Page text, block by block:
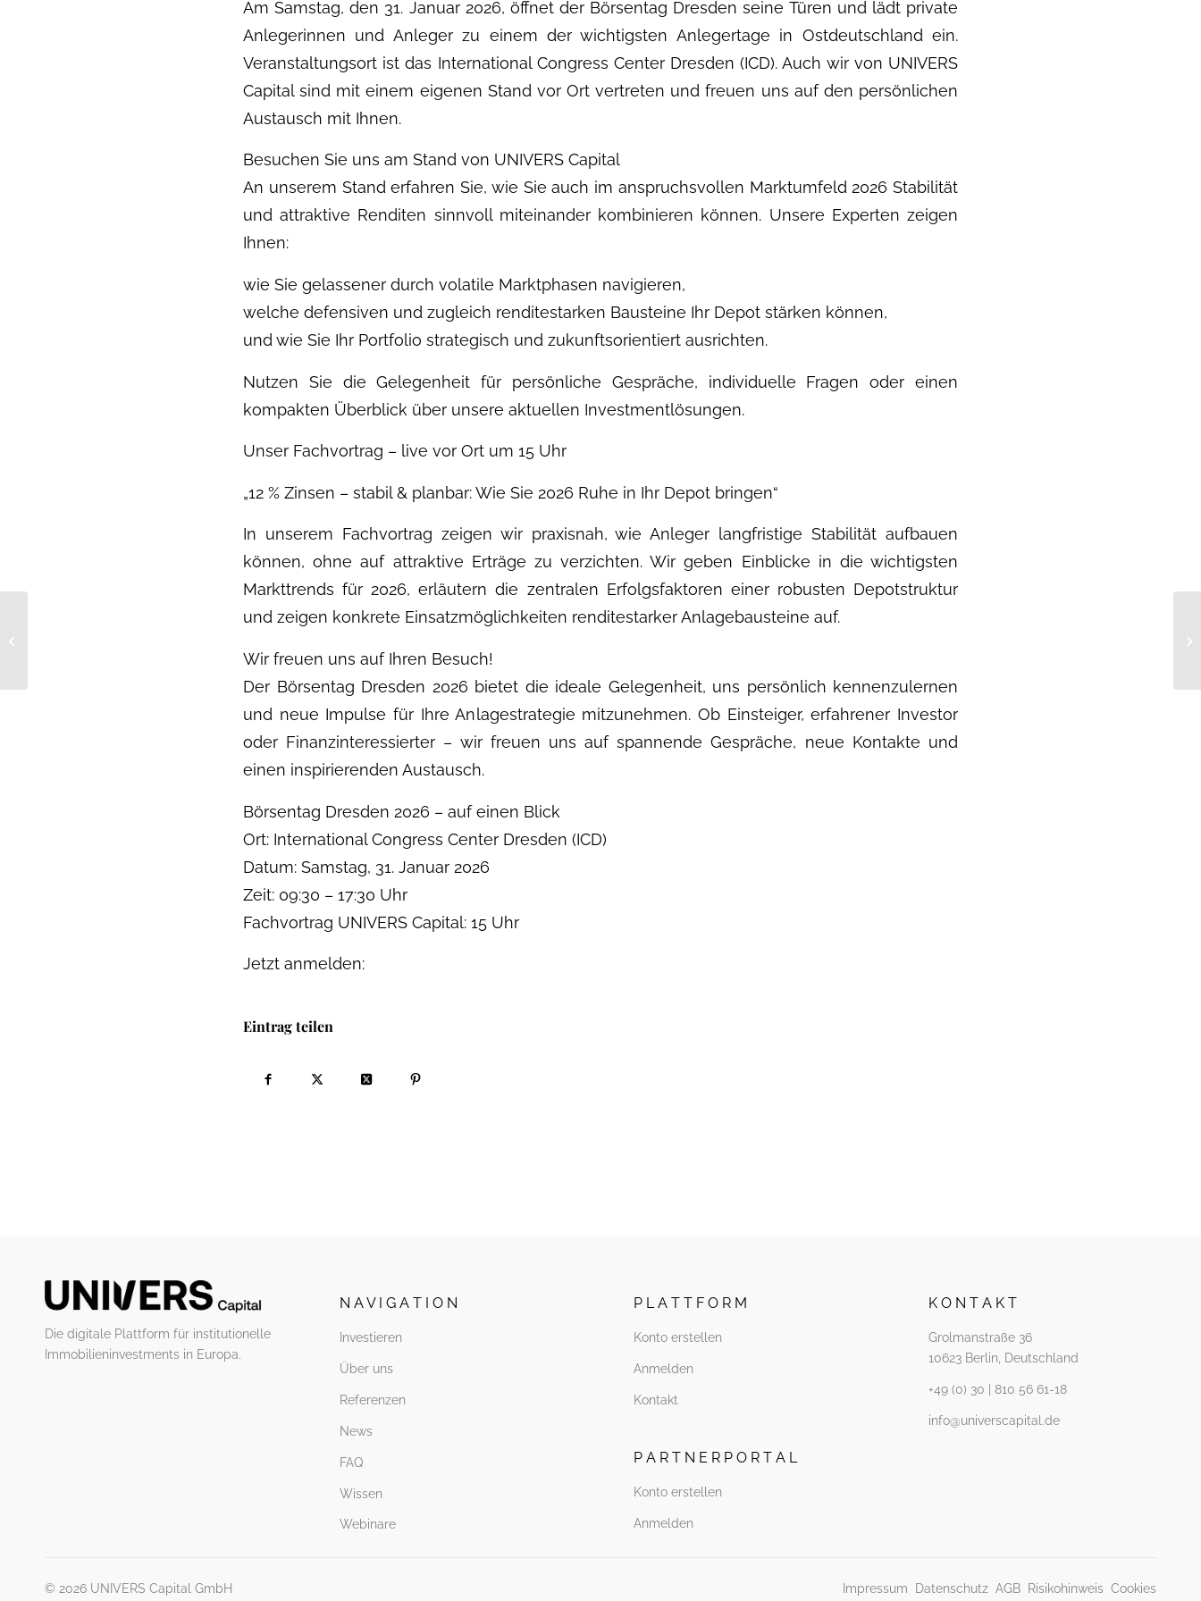
Am Samstag, den 31. Januar 2026, öffnet der Börsentag Dresden seine Türen und lädt private
Anlegerinnen und Anleger zu einem der wichtigsten Anlegertage in Ostdeutschland ein.
Veranstaltungsort ist das International Congress Center Dresden (ICD). Auch wir von UNIVERS
Capital sind mit einem eigenen Stand vor Ort vertreten und freuen uns auf den persönlichen
Austausch mit Ihnen.
Besuchen Sie uns am Stand von UNIVERS Capital
An unserem Stand erfahren Sie, wie Sie auch im anspruchsvollen Marktumfeld 2026 Stabilität
und attraktive Renditen sinnvoll miteinander kombinieren können. Unsere Experten zeigen
Ihnen:
wie Sie gelassener durch volatile Marktphasen navigieren,
welche defensiven und zugleich renditestarken Bausteine Ihr Depot stärken können,
und wie Sie Ihr Portfolio strategisch und zukunftsorientiert ausrichten.
Nutzen Sie die Gelegenheit für persönliche Gespräche, individuelle Fragen oder einen
kompakten Überblick über unsere aktuellen Investmentlösungen.
Unser Fachvortrag – live vor Ort um 15 Uhr
„12 % Zinsen – stabil & planbar: Wie Sie 2026 Ruhe in Ihr Depot bringen“
In unserem Fachvortrag zeigen wir praxisnah, wie Anleger langfristige Stabilität aufbauen
können, ohne auf attraktive Erträge zu verzichten. Wir geben Einblicke in die wichtigsten
Markttrends für 2026, erläutern die zentralen Erfolgsfaktoren einer robusten Depotstruktur
und zeigen konkrete Einsatzmöglichkeiten renditestarker Anlagebausteine auf.
Wir freuen uns auf Ihren Besuch!
Der Börsentag Dresden 2026 bietet die ideale Gelegenheit, uns persönlich kennenzulernen
und neue Impulse für Ihre Anlagestrategie mitzunehmen. Ob Einsteiger, erfahrener Investor
oder Finanzinteressierter – wir freuen uns auf spannende Gespräche, neue Kontakte und
einen inspirierenden Austausch.
Börsentag Dresden 2026 – auf einen Blick
Ort: International Congress Center Dresden (ICD)
Datum: Samstag, 31. Januar 2026
Zeit: 09:30 – 17:30 Uhr
Fachvortrag UNIVERS Capital: 15 Uhr
Jetzt anmelden:
Eintrag teilen
Die digitale Plattform für institutionelle
Immobilieninvestments in Europa.
N A V I G A T I O N
Investieren
Über uns
Referenzen
News
FAQ
Wissen
Webinare
P L A T T F O R M
Konto erstellen
Anmelden
Kontakt
P A R T N E R P O R T A L
Konto erstellen
Anmelden
K O N T A K T
Grolmanstraße 36
10623 Berlin, Deutschland
+49 (0) 30 | 810 56 61-18
info@universcapital.de
© 2026 UNIVERS Capital GmbH Impressum Datenschutz AGB Risikohinweis Cookies